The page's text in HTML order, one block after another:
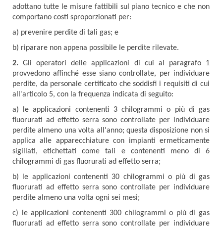
adottano tutte le misure fattibili sul piano tecnico e che non
comportano costi sproporzionati per:
a) prevenire perdite di tali gas; e
b) riparare non appena possibile le perdite rilevate.
2. Gli operatori delle applicazioni di cui al paragrafo 1
provvedono affinché esse siano controllate, per individuare
perdite, da personale certificato che soddisfi i requisiti di cui
all'articolo 5, con la frequenza indicata di seguito:
a) le applicazioni contenenti 3 chilogrammi o più di gas
fluorurati ad effetto serra sono controllate per individuare
perdite almeno una volta all'anno; questa disposizione non si
applica alle apparecchiature con impianti ermeticamente
sigillati, etichettati come tali e contenenti meno di 6
chilogrammi di gas fluorurati ad effetto serra;
b) le applicazioni contenenti 30 chilogrammi o più di gas
fluorurati ad effetto serra sono controllate per individuare
perdite almeno una volta ogni sei mesi;
c) le applicazioni contenenti 300 chilogrammi o più di gas
fluorurati ad effetto serra sono controllate per individuare